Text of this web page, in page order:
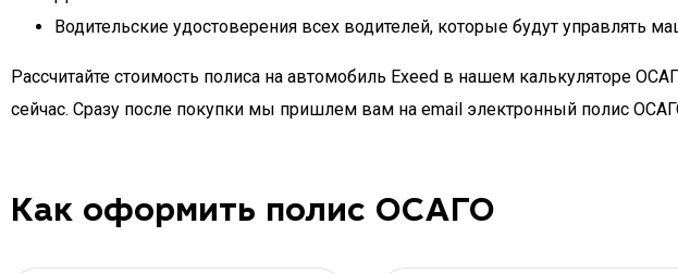
Водительские удостоверения всех водителей, которые будут управлять
Рассчитайте стоимость полиса на автомобиль Exeed в нашем калькуляторе
сейчас. Сразу после покупки мы пришлем вам на email электронный полис
Как оформить полис ОСАГО